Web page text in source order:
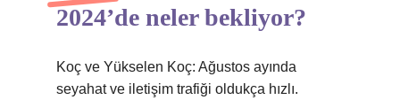
2024’de neler bekliyor?
Koç ve Yükselen Koç: Ağustos ayında
seyahat ve iletişim trafiği oldukça hızlı.